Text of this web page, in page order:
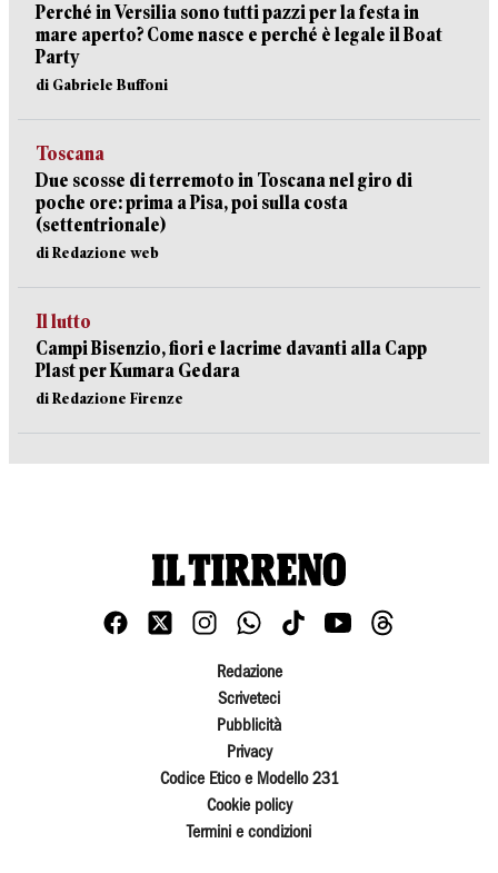
Perché in Versilia sono tutti pazzi per la festa in
mare aperto? Come nasce e perché è legale il Boat
Party
di Gabriele Buffoni
Toscana
Due scosse di terremoto in Toscana nel giro di
poche ore: prima a Pisa, poi sulla costa
(settentrionale)
di Redazione web
Il lutto
Campi Bisenzio, fiori e lacrime davanti alla Capp
Plast per Kumara Gedara
di Redazione Firenze
Redazione
Scriveteci
Pubblicità
Privacy
Codice Etico e Modello 231
Cookie policy
Termini e condizioni